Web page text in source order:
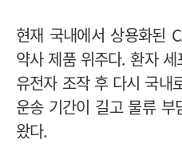
현재 국내에서 상용화된
약사 제품 위주다. 환자
유전자 조작 후 다시 국내
운송 기간이 길고 물류 부
왔다.